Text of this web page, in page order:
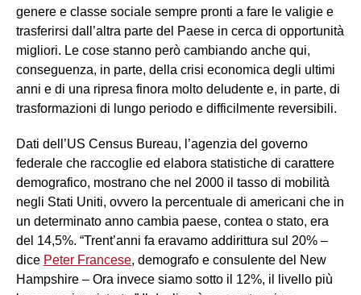
genere e classe sociale sempre pronti a fare le valigie e
trasferirsi dall’altra parte del Paese in cerca di opportunità
migliori. Le cose stanno però cambiando anche qui,
conseguenza, in parte, della crisi economica degli ultimi
anni e di una ripresa finora molto deludente e, in parte, di
trasformazioni di lungo periodo e difficilmente reversibili.
Dati dell’US Census Bureau, l’agenzia del governo
federale che raccoglie ed elabora statistiche di carattere
demografico, mostrano che nel 2000 il tasso di mobilità
negli Stati Uniti, ovvero la percentuale di americani che in
un determinato anno cambia paese, contea o stato, era
del 14,5%. “Trent’anni fa eravamo addirittura sul 20% –
dice Peter Francese, demografo e consulente del New
Hampshire – Ora invece siamo sotto il 12%, il livello più